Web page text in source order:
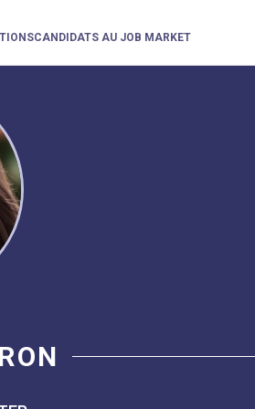
CANDIDATS AU JOB MARKET